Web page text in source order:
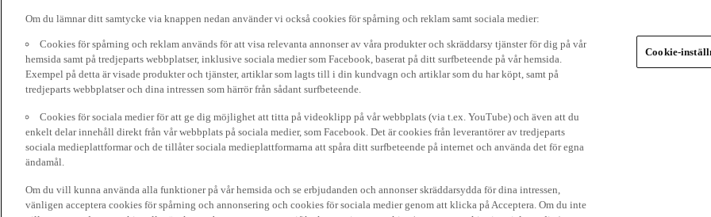
Om du lämnar ditt samtycke via knappen nedan använder vi också cookies för spårning och reklam samt sociala medier:
Cookies för spårning och reklam används för att visa relevanta annonser av våra produkter och skräddarsy tjänster för dig på vår
hemsida samt på tredjeparts webbplatser, inklusive sociala medier som Facebook, baserat på ditt surfbeteende på vår hemsida.
Exempel på detta är visade produkter och tjänster, artiklar som lagts till i din kundvagn och artiklar som du har köpt, samt på
tredjeparts webbplatser och dina intressen som härrör från sådant surfbeteende.
Cookies för sociala medier för att ge dig möjlighet att titta på videoklipp på vår webbplats (via t.ex. YouTube) och även att du
enkelt delar innehåll direkt från vår webbplats på sociala medier, som Facebook. Det är cookies från leverantörer av tredjeparts
sociala medieplattformar och de tillåter sociala medieplattformarna att spåra ditt surfbeteende på internet och använda det för egna
ändamål.
Om du vill kunna använda alla funktioner på vår hemsida och se erbjudanden och annonser skräddarsydda för dina intressen,
vänligen acceptera cookies för spårning och annonsering och cookies för sociala medier genom att klicka på Acceptera. Om du inte
Cookie-